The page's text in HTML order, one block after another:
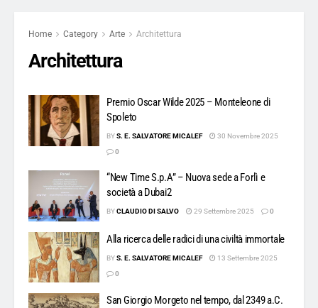
Home Category Arte Architettura
Architettura
Premio Oscar Wilde 2025 – Monteleone di
Spoleto
BYS. E. SALVATORE MICALEF
30 Novembre 2025
0
“New Time S.p.A” – Nuova sede a Forlì e
società a Dubai2
BYCLAUDIO DI SALVO 29 Settembre 2025 0
Alla ricerca delle radici di una civiltà immortale
BYS. E. SALVATORE MICALEF
13 Settembre 2025
0
San Giorgio Morgeto nel tempo, dal 2349 a.C.